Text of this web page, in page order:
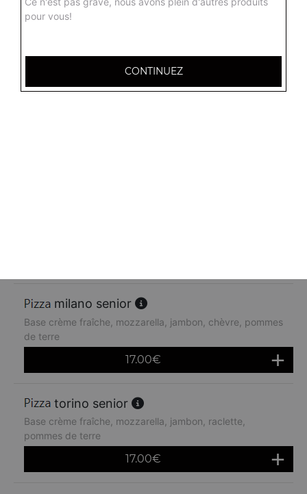
calzone jambon senior
milano senior
Base crème fraîche, mozzarella, jambon, chèvre, pommes
de terre
17.00€
torino senior
Base crème fraîche, mozzarella, jambon, raclette,
pommes de terre
17.00€
pour vous!
CONTINUEZ